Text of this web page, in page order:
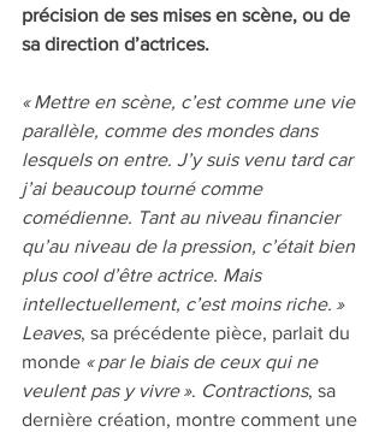
précision de ses mises en scène, ou de
sa direction d’actrices.
« Mettre en scène, c’est comme une vie
parallèle, comme des mondes dans
lesquels on entre. J’y suis venu tard car
j’ai beaucoup tourné comme
comédienne. Tant au niveau financier
qu’au niveau de la pression, c’était bien
plus cool d’être actrice. Mais
intellectuellement, c’est moins riche. »
Leaves, sa précédente pièce, parlait du
monde « par le biais de ceux qui ne
veulent pas y vivre ». Contractions, sa
dernière création, montre comment une